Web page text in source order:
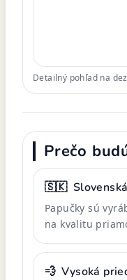
Detailný pohľad na
Prečo
🇸🇰
Papučky sú
na kvalitu
💨 Vysoká